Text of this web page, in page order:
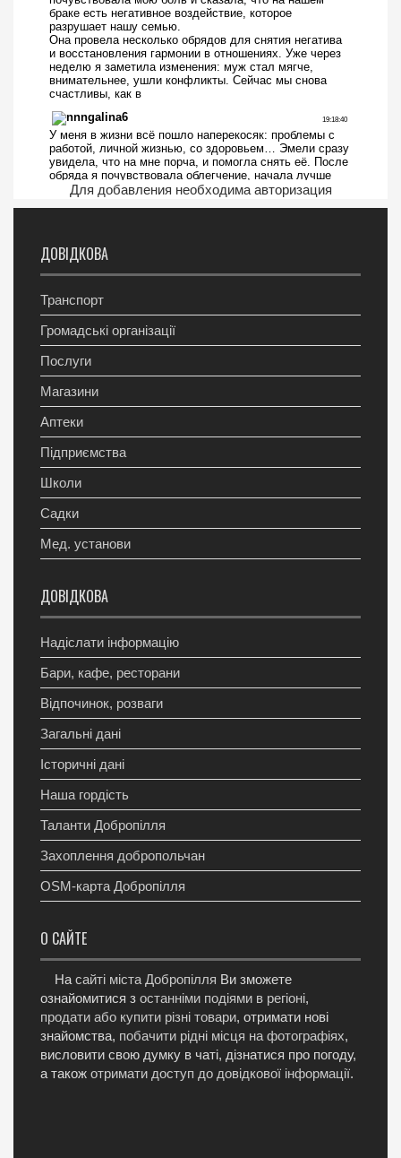
Для добавления необходима авторизация
ДОВІДКОВА
Транспорт
Громадські організації
Послуги
Магазини
Аптеки
Підприємства
Школи
Садки
Мед. установи
ДОВІДКОВА
Надіслати інформацію
Бари, кафе, ресторани
Відпочинок, розваги
Загальні дані
Історичні дані
Наша гордість
Таланти Добропілля
Захоплення добропольчан
OSM-карта Добропілля
О САЙТЕ
На сайті міста Добропілля Ви зможете
ознайомитися з останніми подіями в регіоні,
продати або купити різні товари, отримати нові
знайомства, побачити рідні місця на фотографіях,
висловити свою думку в чаті, дізнатися про погоду,
а також отримати доступ до довідкової інформації.